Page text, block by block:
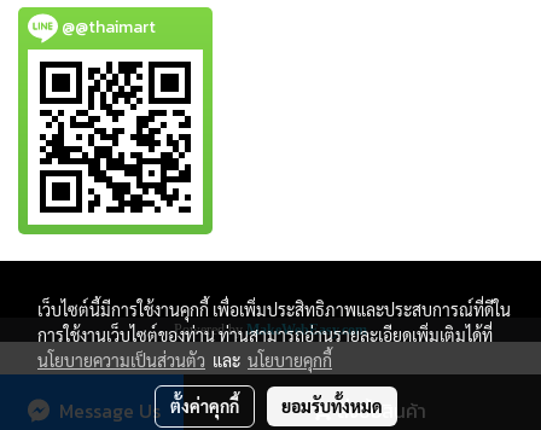
สั่งซื้อสินค้า
Message Us
@@thaimart
Copy right by www.thaimartonline.com
Powered byMakeWebEasy.com
เว็บไซต์นี้มีการใช้งานคุกกี้ เพื่อเพิ่มประสิทธิภาพและประสบการณ์ที่ดีใน
การใช้งานเว็บไซต์ของท่าน ท่านสามารถอ่านรายละเอียดเพิ่มเติมได้ที่
นโยบายความเป็นส่วนตัว และ นโยบายคุกกี้
ตั้งค่าคุกกี้ ยอมรับทั้งหมด